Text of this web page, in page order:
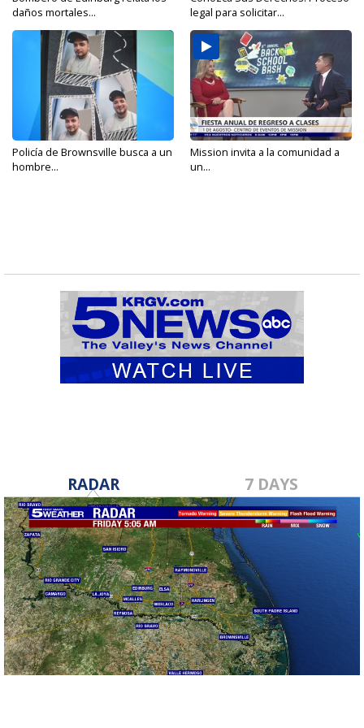
daños mortales...
legal para solicitar...
Policía de Brownsville busca a un
hombre...
Mission invita a la comunidad a
un...
RADAR 7 DAYS